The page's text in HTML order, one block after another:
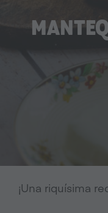
¡Una riquísima